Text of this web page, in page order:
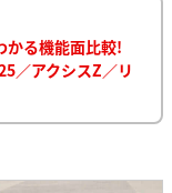
かる機能面比較!
／アクシスZ／リ